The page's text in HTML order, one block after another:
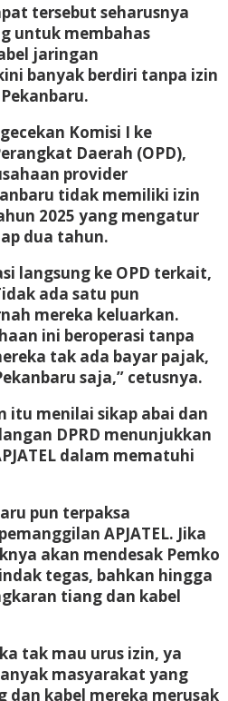
tersebut seharusnya
untuk membahas
jaringan
banyak berdiri tanpa izin
Komisi I ke
Daerah (OPD),
provider
tidak memiliki izin
2025 yang mengatur
dua tahun.
langsung ke OPD terkait,
ada satu pun
mereka keluarkan.
ini beroperasi tanpa
tak ada bayar pajak,
saja,” cetusnya.
itu menilai sikap abai dan
DPRD menunjukkan
dalam mematuhi
pun terpaksa
APJATEL. Jika
akan mendesak Pemko
tegas, bahkan hingga
tiang dan kabel
tak mau urus izin, ya
masyarakat yang
dan kabel mereka merusak